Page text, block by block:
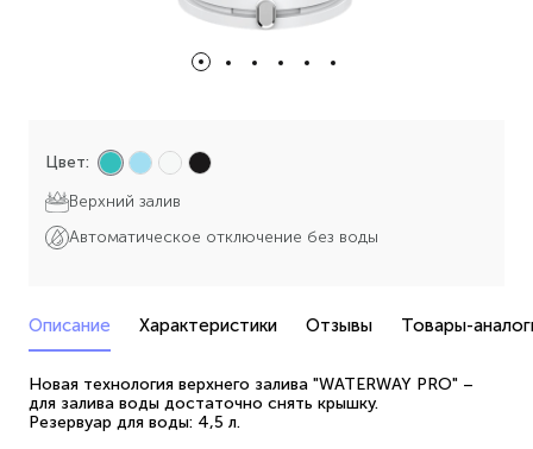
Цвет:
Верхний залив
Автоматическое отключение без воды
Описание Характеристики Отзывы Товары-
Новая технология верхнего залива "WATERWAY PRO" –
для залива воды достаточно снять крышку.
Резервуар для воды: 4,5 л.